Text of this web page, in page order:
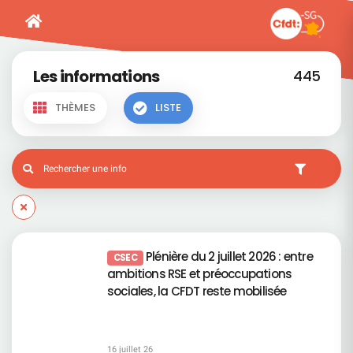
Les informations 445
THÈMES LISTE
CSEC Plénière du 2 juillet 2026 : entre
ambitions RSE et préoccupations
sociales, la CFDT reste mobilisée
16 juillet 26